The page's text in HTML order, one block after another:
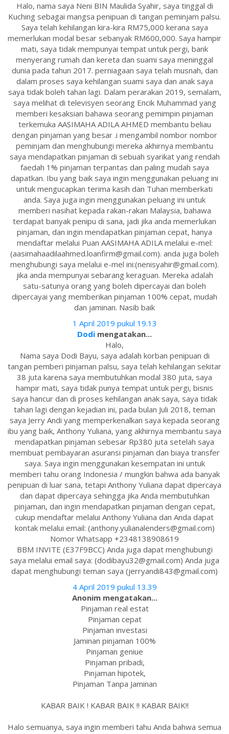
Halo, nama saya Neni BIN Maulida Syahir, saya tinggal di
Kuching sebagai mangsa penipuan di tangan peminjam palsu.
Saya telah kehilangan kira-kira RM75,000 kerana saya
memerlukan modal besar sebanyak RM600,000. Saya hampir
mati, saya tidak mempunyai tempat untuk pergi, bank
menyerang rumah dan kereta dan suami saya meninggal
dunia pada tahun 2017. perniagaan saya telah musnah, dan
dalam proses saya kehilangan suami saya dan anak saya
saya tidak boleh tahan lagi. Dalam perarakan 2019, semalam,
saya melihat di televisyen seorang Encik Muhammad yang
memberi kesaksian bahawa seorang pemimpin pinjaman
terkemuka AASIMAHA ADILA AHMED membantu beliau
dengan pinjaman yang besar .i mengambil nombor nombor
peminjam dan menghubungi mereka akhirnya membantu
saya mendapatkan pinjaman di sebuah syarikat yang rendah
faedah 1% pinjaman terpantas dan paling mudah saya
dapatkan. Ibu yang baik saya ingin menggunakan peluang ini
untuk mengucapkan terima kasih dan Tuhan memberkati
anda. Saya juga ingin menggunakan peluang ini untuk
memberi nasihat kepada rakan-rakan Malaysia, bahawa
terdapat banyak penipu di sana, jadi jika anda memerlukan
pinjaman, dan ingin mendapatkan pinjaman cepat, hanya
mendaftar melalui Puan AASIMAHA ADILA melalui e-mel:
(aasimahaadilaahmed.loanfirm@gmail.com). anda juga boleh
menghubungi saya melalui e-mel ini:(nenisyahir@gmail.com).
jika anda mempunyai sebarang keraguan. Mereka adalah
satu-satunya orang yang boleh dipercayai dan boleh
dipercayai yang memberikan pinjaman 100% cepat, mudah
dan jaminan. Nasib baik
1 April 2019 pukul 19.13
Dodi mengatakan...
Halo,
Nama saya Dodi Bayu, saya adalah korban penipuan di
tangan pemberi pinjaman palsu, saya telah kehilangan sekitar
38 juta karena saya membutuhkan modal 380 juta, saya
hampir mati, saya tidak punya tempat untuk pergi, bisnis
saya hancur dan di proses kehilangan anak saya, saya tidak
tahan lagi dengan kejadian ini, pada bulan Juli 2018, teman
saya Jerry Andi yang memperkenalkan saya kepada seorang
ibu yang baik, Anthony Yuliana, yang akhirnya membantu saya
mendapatkan pinjaman sebesar Rp380 juta setelah saya
membuat pembayaran asuransi pinjaman dan biaya transfer
saya. Saya ingin menggunakan kesempatan ini untuk
memberi tahu orang Indonesia / mungkin bahwa ada banyak
penipuan di luar sana, tetapi Anthony Yuliana dapat dipercaya
dan dapat dipercaya sehingga jika Anda membutuhkan
pinjaman, dan ingin mendapatkan pinjaman dengan cepat,
cukup mendaftar melalui Anthony Yuliana dan Anda dapat
kontak melalui email: (anthony.yulianalenders@gmail.com)
Nomor Whatsapp +2348138908619
BBM INVITE (E37F9BCC) Anda juga dapat menghubungi
saya melalui email saya: (dodibayu32@gmail.com) Anda juga
dapat menghubungi teman saya (jerryandi843@gmail.com)
4 April 2019 pukul 13.39
Anonim mengatakan...
Pinjaman real estat
Pinjaman cepat
Pinjaman investasi
Jaminan pinjaman 100%
Pinjaman geniue
Pinjaman pribadi,
Pinjaman hipotek,
Pinjaman Tanpa Jaminan
KABAR BAIK ! KABAR BAIK !! KABAR BAIK!!
Halo semuanya, saya ingin memberi tahu Anda bahwa semua